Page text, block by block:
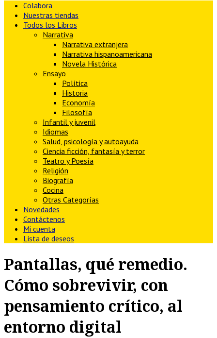
Colabora
Nuestras tiendas
Todos los Libros
Narrativa
Narrativa extranjera
Narrativa hispanoamericana
Novela Histórica
Ensayo
Política
Historia
Economía
Filosofía
Infantil y juvenil
Idiomas
Salud, psicología y autoayuda
Ciencia ficción, fantasía y terror
Teatro y Poesía
Religión
Biografía
Cocina
Otras Categorías
Novedades
Contáctenos
Mi cuenta
Lista de deseos
Pantallas, qué remedio.
Cómo sobrevivir, con
pensamiento crítico, al
entorno digital